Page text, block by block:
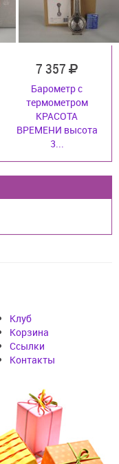
7 357
Барометр с
термометром
КРАСОТА
ВРЕМЕНИ высота
3...
Клуб
Корзина
Cсылки
Контакты